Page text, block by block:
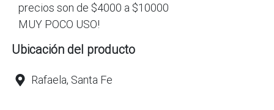
precios son de $4000 a $10000
MUY POCO USO!
Ubicación del producto
Rafaela, Santa Fe